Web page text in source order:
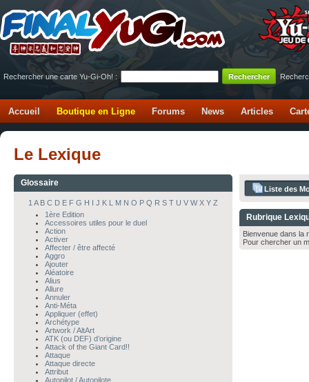
Rechercher une carte Yu-Gi-Oh! :
Accueil Boutique en Ligne Forums News Articles
Le Lexique
Glossaire
1 A B C D E F G H I J K L M N O P Q R S T U V W X Y Z
1ère Edition
Accessoires utiles pour le duel
Action
Activer
Affecter / être affecté
Aggro
Ajouter
Aléatoire
Alius
Allure
Annuler
Anti-Méta
Appliquer (effet)
Archétype
Artwork / AltArt
ATK (ou DEF) d’origine
Attack of the Giant Card!!
Attaque
Attaque directe
Attribut
Autopilot / Autopilote
Liste des
Rubrique
Bienvenue dans la
Pour chercher un